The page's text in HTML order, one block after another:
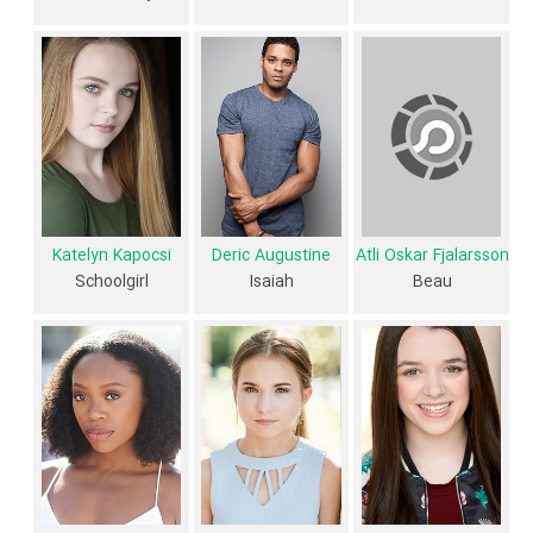
Delta Girl توسط
Jaclyn BethanyوNatalie Zimmermanنوشته شده
در خلاصه داستانی که یا از سوی تیم رسانه‌ای اثر و یا توسط دیگر رسانه‌ها درباره
داستان The Delta Girl منتشر شده است، می‌خوانیم: «ماگنولیا هجده ساله
بین حق و اشتباه در ارتفاع جنبش حقوق مدنی در سال 1964 در میسیسیپی
پاره شده است. دیدگاه های او توسط بهترین دوستش دلیله، که یک راز
خطرناک را پنهان می کند، به چالش کشیده شده است.»
مختلفی شباهت دارد. با توجه به شاخص‌های متعدد و گوناگونی می‌توان گفت
آثار مرتبط فیلم The Delta Girl عبارت است از: .
فیلم The Delta Girl و کارنامه فعالیت کارگردان و بازیگران
از نظر تاریخچه فعالیت کارگردان و بازیگران فیلم The Delta Girl نیز آمارها و
Atli Oskar Fjalarsson
Beau
Deric Augustine
Isaiah
Katelyn Kapocsi
Schoolgirl